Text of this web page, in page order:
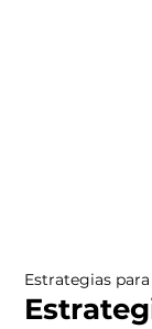
Estrategias